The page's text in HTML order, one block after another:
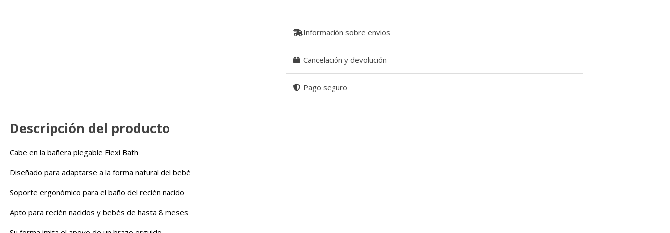
Información sobre envios
Cancelación y devolución
Pago seguro
Descripción del producto
Cabe en la bañera plegable Flexi Bath
Diseñado para adaptarse a la forma natural del bebé
Soporte ergonómico para el baño del recién nacido
Apto para recién nacidos y bebés de hasta 8 meses